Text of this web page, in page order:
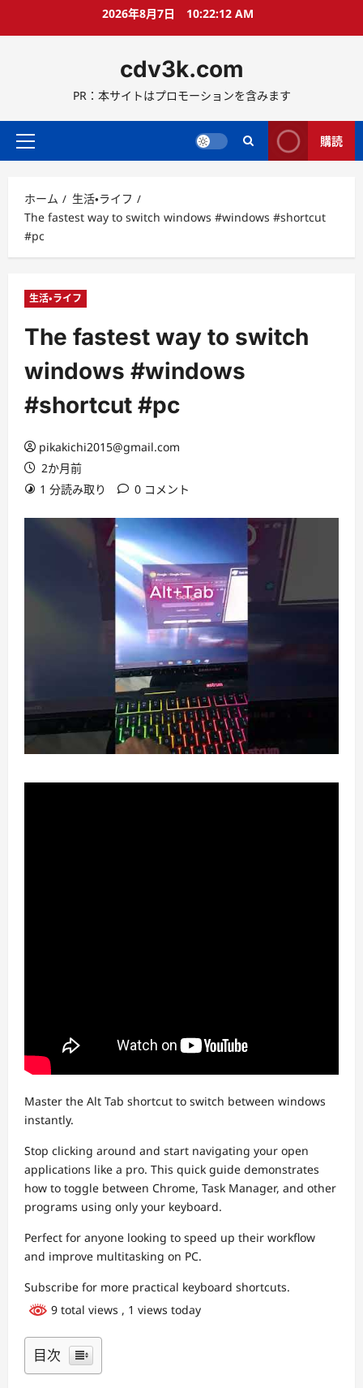
ス
ッ
2026年8月7日 10:22:13 AM
cdv3k.com
PR：本サイトはプロモーションを含みます
メ
メ
ニ
ュ
ー
購読
ホーム
生活・ライフ
The fastest way to switch windows #windows #shortcut
#pc
生活・ライフ
The fastest way to switch
windows #windows
#shortcut #pc
pikakichi2015@gmail.com
2か月前
1 分読み取り
0 コメント
Master the Alt Tab shortcut to switch between windows
instantly.
Stop clicking around and start navigating your open
applications like a pro. This quick guide demonstrates
how to toggle between Chrome, Task Manager, and other
programs using only your keyboard.
Perfect for anyone looking to speed up their workflow
and improve multitasking on PC.
Subscribe for more practical keyboard shortcuts.
9 total views , 1 views today
目次